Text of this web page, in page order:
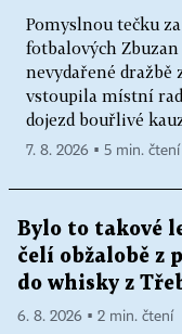
Pomyslnou tečku
fotbalových
nevydařené
vstoupila místní
dojezd bouřlivé
7. 8. 2026 ▪ 5 min. čtení
Bylo to takové
čelí obžalobě z
do whisky z
6. 8. 2026 ▪ 2 min. čtení